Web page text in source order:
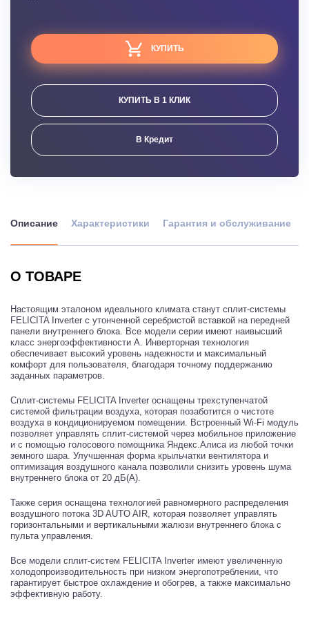
КУПИТЬ
КУПИТЬ В 1 КЛИК
В Кредит
Описание Характеристики Гарантия и обслуживание
О ТОВАРЕ
Настоящим эталоном идеального климата станут сплит-системы
FELICITA Inverter с утонченной серебристой вставкой на передней
панели внутреннего блока. Все модели серии имеют наивысший
класс энергоэффективности А. Инверторная технология
обеспечивает высокий уровень надежности и максимальный
комфорт для пользователя, благодаря точному поддержанию
заданных параметров.
Сплит-системы FELICITA Inverter оснащены трехступенчатой
системой фильтрации воздуха, которая позаботится о чистоте
воздуха в кондиционируемом помещении. Встроенный Wi-Fi модуль
позволяет управлять сплит-системой через мобильное приложение
и с помощью голосового помощника Яндекс.Алиса из любой точки
земного шара. Улучшенная форма крыльчатки вентилятора и
оптимизация воздушного канала позволили снизить уровень шума
внутреннего блока от 20 дБ(А).
Также серия оснащена технологией равномерного распределения
воздушного потока 3D AUTO AIR, которая позволяет управлять
горизонтальными и вертикальными жалюзи внутреннего блока с
пульта управления.
Все модели сплит-систем FELICITA Inverter имеют увеличенную
холодопроизводительность при низком энергопотреблении, что
гарантирует быстрое охлаждение и обогрев, а также максимально
эффективную работу.